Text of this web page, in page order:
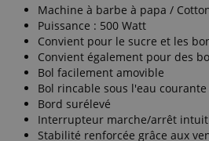
Machine à barbe à papa /
Puissance : 500 Watt
Convient pour le sucre et les
Convient également pour des
Bol facilement amovible
Bol rincable sous l'eau courante
Bord surélevé
Interrupteur marche/arrêt
Stabilité renforcée grâce aux